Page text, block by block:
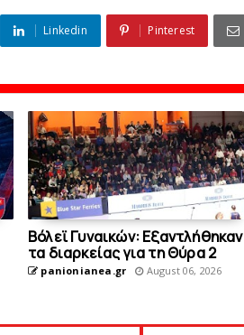
Linkedin Pinterest
Bόλεϊ Γυναικών: Εξαντλήθηκαν
τα διαρκείας για τη Θύρα 2
panionianea.gr August 06, 2026